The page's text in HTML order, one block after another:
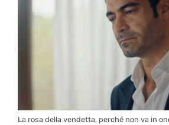
La rosa della vendetta, perché non va in